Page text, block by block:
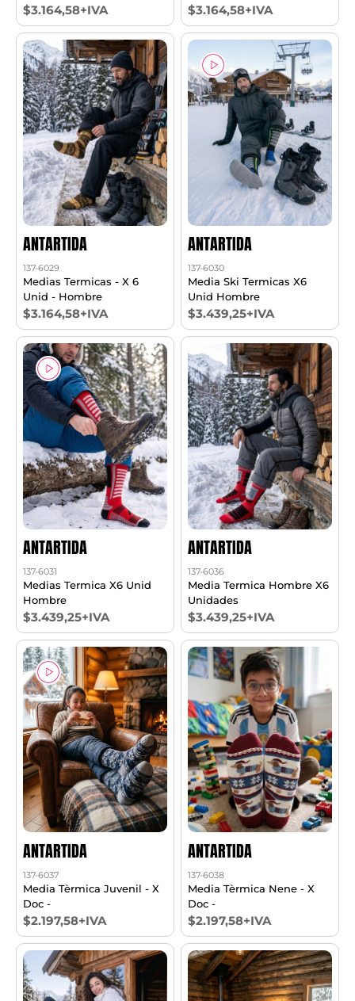
$3.164,58+IVA $3.164,58+IVA
ANTARTIDA
137-6029
Medias Termicas - X 6
Unid - Hombre
$3.164,58+IVA
ANTARTIDA
137-6030
Media Ski Termicas X6
Unid Hombre
$3.439,25+IVA
ANTARTIDA
137-6031
Medias Termica X6 Unid
Hombre
$3.439,25+IVA
ANTARTIDA
137-6036
Media Termica Hombre X6
Unidades
$3.439,25+IVA
ANTARTIDA
137-6037
Media Tèrmica Juvenil - X
Doc -
$2.197,58+IVA
ANTARTIDA
137-6038
Media Tèrmica Nene - X
Doc -
$2.197,58+IVA